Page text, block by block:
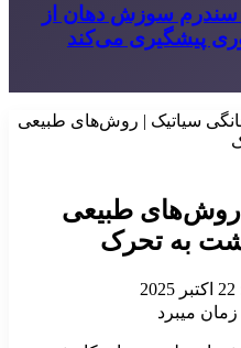
سوزش دهان از
پیشگیری می‌کند
سیاتیک | روش‌های طبیعی
روش‌های طبیعی
به تحرک